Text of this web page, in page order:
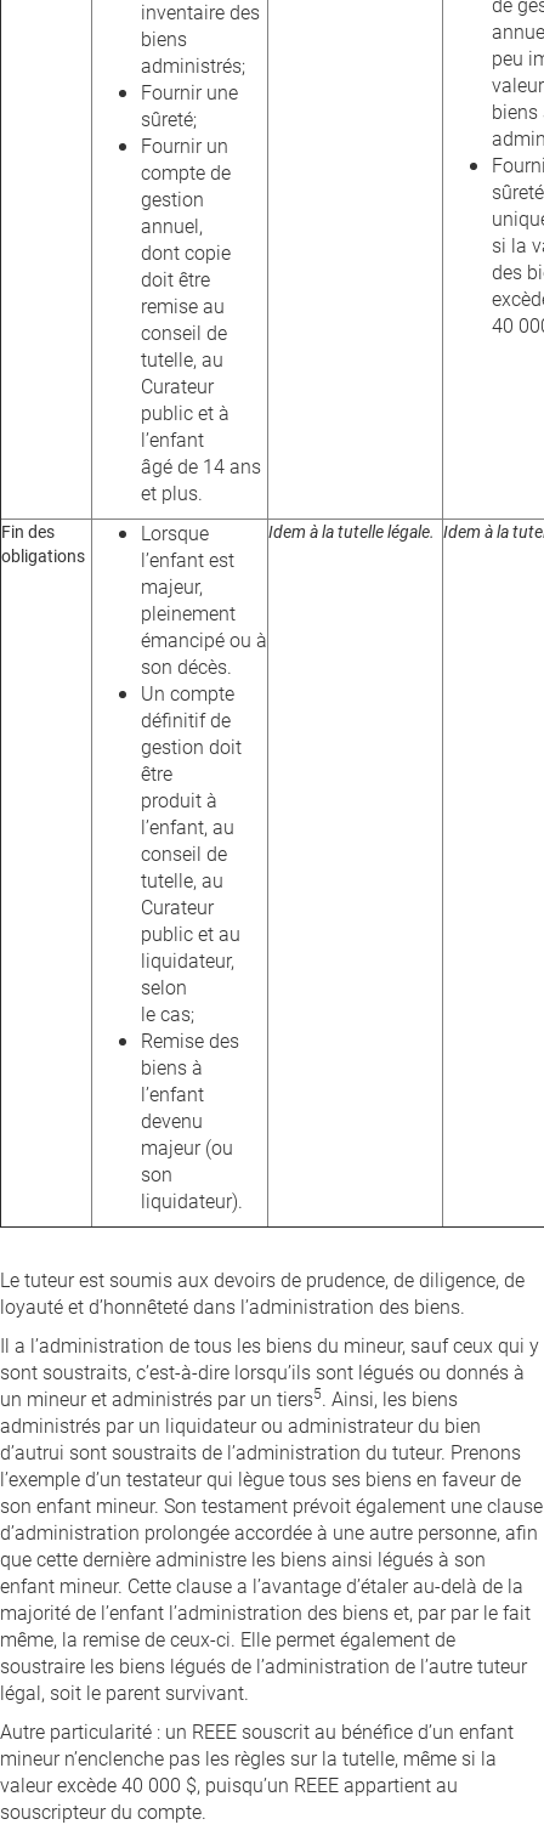
inventaire des
biens
administrés;
Fournir une
sûreté;
Fournir un
compte de
gestion
annuel,
dont copie
doit être
remise au
conseil de
tutelle, au
Curateur
public et à
l’enfant
âgé de 14 ans
et plus.
peu
biens
si la
des
40
Fin des
obligations
Lorsque
l’enfant est
majeur,
pleinement
émancipé ou à
son décès.
Un compte
définitif de
gestion doit
être
produit à
l’enfant, au
conseil de
tutelle, au
Curateur
public et au
liquidateur,
selon
le cas;
Remise des
biens à
l’enfant
devenu
majeur (ou
son
liquidateur).
Idem à la tutelle légale. Idem à la
Le tuteur est soumis aux devoirs de prudence, de diligence, de
loyauté et d’honnêteté dans l’administration des biens.
Il a l’administration de tous les biens du mineur, sauf ceux qui y
sont soustraits, c’est-à-dire lorsqu’ils sont légués ou donnés à
un mineur et administrés par un tiers5. Ainsi, les biens
administrés par un liquidateur ou administrateur du bien
d’autrui sont soustraits de l’administration du tuteur. Prenons
l’exemple d’un testateur qui lègue tous ses biens en faveur de
son enfant mineur. Son testament prévoit également une clause
d’administration prolongée accordée à une autre personne, afin
que cette dernière administre les biens ainsi légués à son
enfant mineur. Cette clause a l’avantage d’étaler au-delà de la
majorité de l’enfant l’administration des biens et, par par le fait
même, la remise de ceux-ci. Elle permet également de
soustraire les biens légués de l’administration de l’autre tuteur
légal, soit le parent survivant.
Autre particularité : un REEE souscrit au bénéfice d’un enfant
mineur n’enclenche pas les règles sur la tutelle, même si la
valeur excède 40 000 $, puisqu’un REEE appartient au
souscripteur du compte.